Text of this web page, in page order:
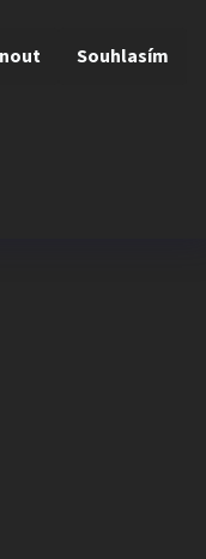
Souhlasím
Doplňkové